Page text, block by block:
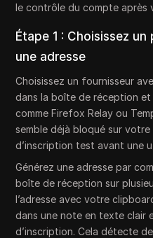
le contrôle du compte après
Étape 1 : Choisissez
une adresse
Choisissez un fournisseur
dans la boîte de réception et
comme Firefox Relay ou
semble déjà bloqué sur
d’inscription test avant une
Générez une adresse par
boîte de réception sur
l’adresse avec votre
dans une note en texte clair
d’inscription. Cela détecte